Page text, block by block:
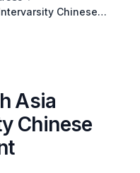
Chinese
Asia
Chinese